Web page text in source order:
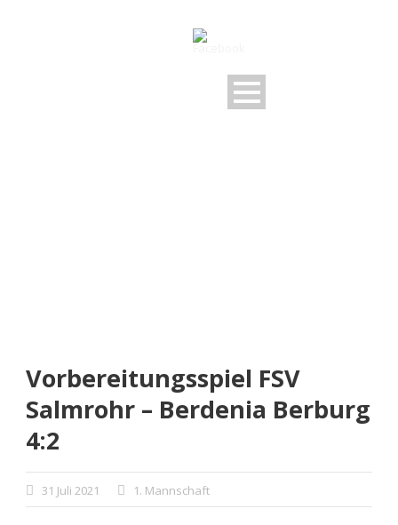
Vorbereitungsspiel FSV
Salmrohr – Berdenia Berburg
4:2
31 Juli 2021 1. Mannschaft